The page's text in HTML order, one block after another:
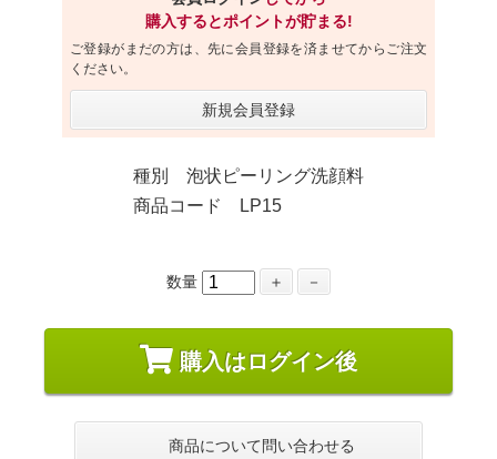
購入するとポイントが貯まる!
ご登録がまだの方は、先に会員登録を済ませてからご注文
ください。
新規会員登録
種別 泡状ピーリング洗顔料
商品コード LP15
数量 ＋ －
購入はログイン後
商品について問い合わせる